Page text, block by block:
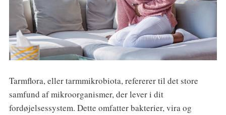
Tarmflora, eller tarmmikrobiota, refererer til det store
samfund af mikroorganismer, der lever i dit
fordøjelsessystem. Dette omfatter bakterier, vira og